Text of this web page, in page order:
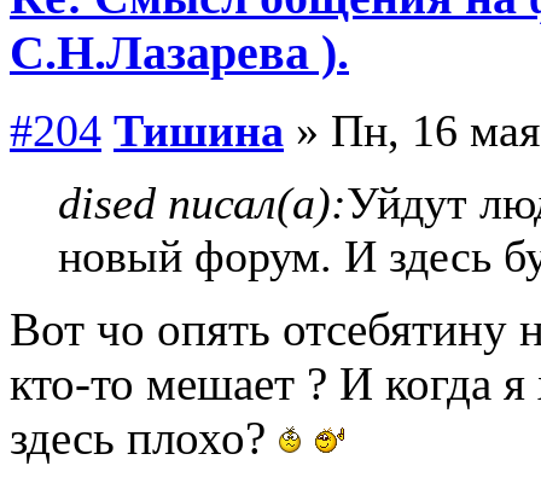
С.Н.Лазарева ).
#204 Тишина » Пн, 16
dised писал(а):Уйдут
новый форум. И здесь
Вот чо опять отсебятину
кто-то мешает ? И когда я
здесь плохо?